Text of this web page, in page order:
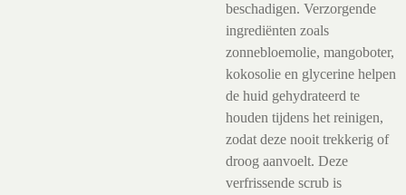
beschadigen. Verzorgende
ingrediënten zoals
zonnebloemolie, mangoboter,
kokosolie en glycerine helpen
de huid gehydrateerd te
houden tijdens het reinigen,
zodat deze nooit trekkerig of
droog aanvoelt. Deze
verfrissende scrub is